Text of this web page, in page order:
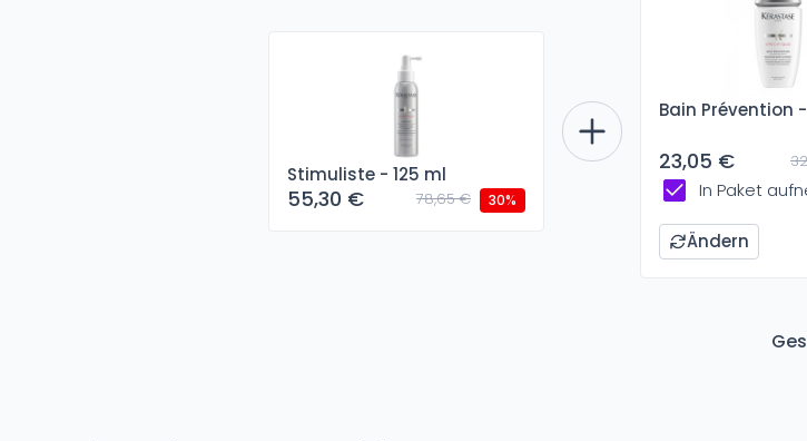
Stimuliste - 125 ml
55,30 € 78,65 € 30%
Bain Prévention
23,05 €
In Paket
Ändern